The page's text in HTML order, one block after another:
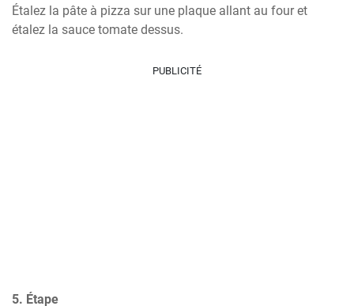
Étalez la pâte à pizza sur une plaque allant au four et
étalez la sauce tomate dessus.
PUBLICITÉ
5. Étape